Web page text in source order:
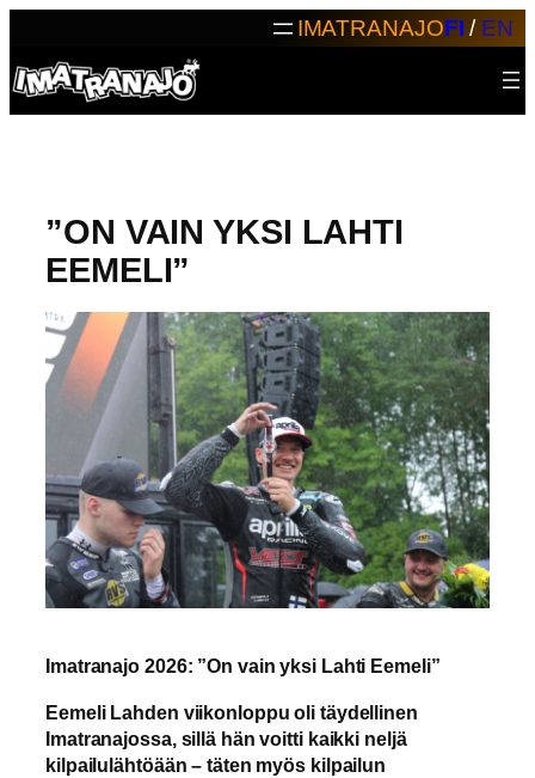
IMATRANAJOFI / EN
”ON VAIN YKSI LAHTI
EEMELI”
Imatranajo 2026: ”On vain yksi Lahti Eemeli”
Eemeli Lahden viikonloppu oli täydellinen
Imatranajossa, sillä hän voitti kaikki neljä
kilpailulähtöään – täten myös kilpailun